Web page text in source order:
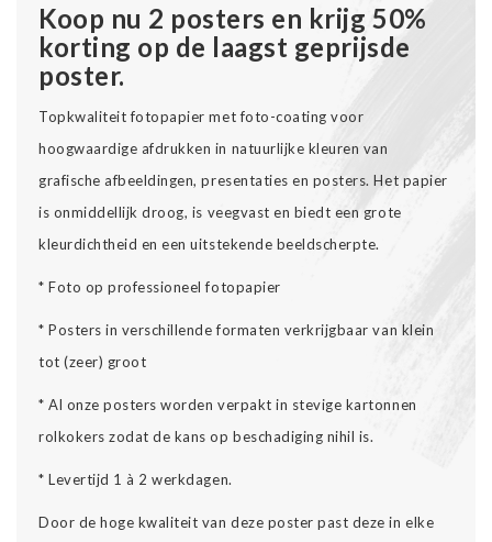
Koop nu 2 posters en krijg 50%
korting op de laagst geprijsde
poster.
Topkwaliteit fotopapier met foto-coating voor
hoogwaardige afdrukken in natuurlijke kleuren van
grafische afbeeldingen, presentaties en posters. Het papier
is onmiddellijk droog, is veegvast en biedt een grote
kleurdichtheid en een uitstekende beeldscherpte.
* Foto op professioneel fotopapier
* Posters in verschillende formaten verkrijgbaar van klein
tot (zeer) groot
* Al onze posters worden verpakt in stevige kartonnen
rolkokers zodat de kans op beschadiging nihil is.
* Levertijd 1 à 2 werkdagen.
Door de hoge kwaliteit van deze poster past deze in elke